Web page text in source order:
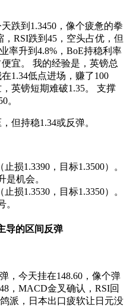
跌到1.3450，像个疲惫的拳
RSI跌到45，空头占优，但
率升到4.8%，BoE持稳利率
宜。 我的经验是，英镑总
1.34低点进场，赚了100
英镑短期难破1.35。 支撑
。
但持稳1.34或反弹。
止损1.3390，目标1.3500）。
是机会。
止损1.3530，目标1.3350）。
。
导的区间反弹
，今天挂在148.60，像个弹
，MACD金叉确认，RSI回
派，日本出口疲软让日元没